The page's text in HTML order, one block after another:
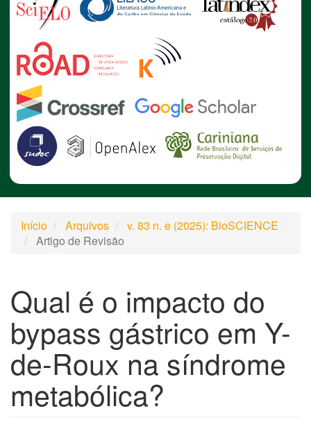
Início Arquivos
v. 83 n. e (2025): BioSCIENCE
Artigo de Revisão
Qual é o impacto do
bypass gástrico em Y-
de-Roux na síndrome
metabólica?